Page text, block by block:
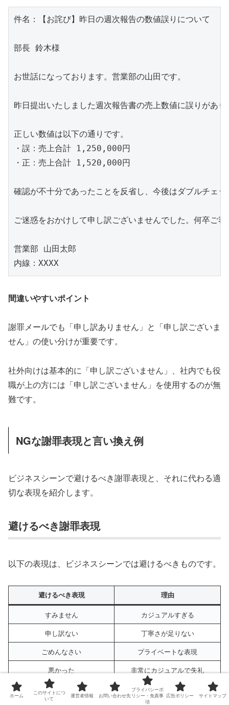
件名：【お詫び】昨日の週次報告の数値誤りについて
部長 鈴木様
お世話になっております。営業部の山田です。
昨日提出いたしました週次報告書の売上数値に誤りがあ
正しい数値は以下の通りです。
・誤：売上合計 1,250,000円
・正：売上合計 1,520,000円
確認が不十分であったことを反省し、今後はダブルチェ
ご迷惑をおかけして申し訳ございませんでした。何卒ご
営業部 山田太郎
間違いやすいポイント
謝罪メールでも「申し訳ありません」と「申し訳ございま
せん」の使い分けが重要です。
社外向けは基本的に「申し訳ございません」、社内でも役
職が上の方には「申し訳ございません」を使用するのが無
難です。
NGな謝罪表現と言い換え例
ビジネスシーンで避けるべき謝罪表現と、それに代わる適
切な表現を紹介します。
避けるべき謝罪表現
以下の表現は、ビジネスシーンでは避けるべきものです。
避けるべき表現 理由
すみません
カジュアルすぎる
申し訳ない
丁寧さが足りない
ごめんなさい
プライベートな表現
悪かった
非常にカジュアルで失礼
すまん
極めてカジュアルで失礼
ホーム
このサイトにつ
いて
運営者情報 お問い合わせ先
プライバシーポ
リシー・免責事
項
広告ポリシー サイトマップ